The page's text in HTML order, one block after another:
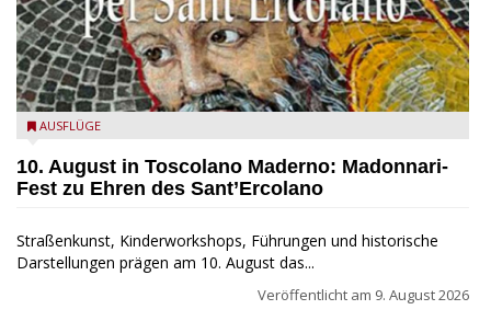
Toscolano Maderno: "Madonnari per Sant'Ercolano"
AUSFLÜGE
10. August in Toscolano Maderno: Madonnari-
Fest zu Ehren des Sant’Ercolano
Straßenkunst, Kinderworkshops, Führungen und historische
Darstellungen prägen am 10. August das...
Veröffentlicht am 9. August 2026